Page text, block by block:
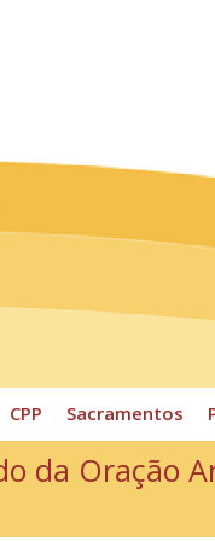
CPP Sacramentos
da Oração